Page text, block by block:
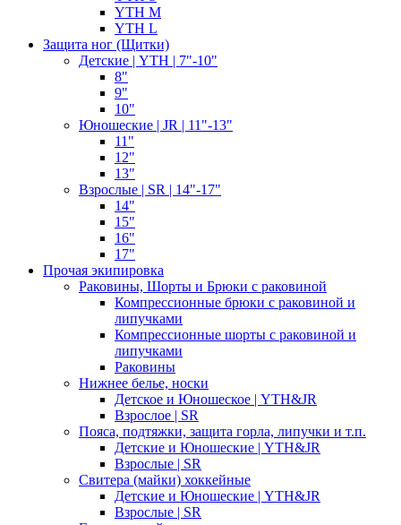
YTH M
YTH L
Защита ног (Щитки)
Детские | YTH | 7"-10"
8"
9"
10"
Юношеские | JR | 11"-13"
11"
12"
13"
Взрослые | SR | 14"-17"
14"
15"
16"
17"
Прочая экипировка
Раковины, Шорты и Брюки с раковиной
Компрессионные брюки с раковиной и
липучками
Компрессионные шорты с раковиной и
липучками
Раковины
Нижнее белье, носки
Детское и Юношеское | YTH&JR
Взрослое | SR
Пояса, подтяжки, защита горла, липучки и т.п.
Детские и Юношеские | YTH&JR
Взрослые | SR
Свитера (майки) хоккейные
Детские и Юношеские | YTH&JR
Взрослые | SR